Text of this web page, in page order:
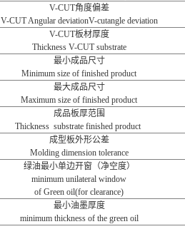
V-CUT角度偏差
V-CUT Angular deviationV-cutangle deviation
V-CUT板材厚度
Thickness V-CUT substrate
最小成品尺寸
Minimum size of finished product
最大成品尺寸
Maximum size of finished product
成品板厚范围
Thickness substrate finished product
成型板外形公差
Molding dimension tolerance
绿油最小单边开窗（净空度）
minimum unilateral window
of Green oil(for clearance)
最小油墨厚度
minimum thickness of the green oil